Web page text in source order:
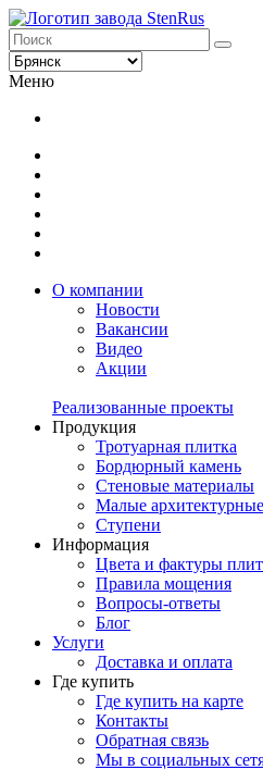
Меню
О компании
Новости
Вакансии
Видео
Акции
Реализованные проекты
Продукция
Тротуарная плитка
Бордюрный камень
Стеновые материалы
Малые
Ступени
Информация
Цвета и фактуры
Правила мощения
Вопросы-ответы
Блог
Услуги
Доставка и оплата
Где купить
Где купить на карте
Контакты
Обратная связь
Мы в социальных